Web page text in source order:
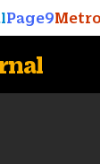
Page9